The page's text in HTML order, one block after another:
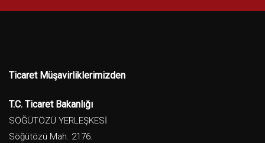
Ticaret Müşavirliklerimizden
T.C. Ticaret Bakanlığı
SÖĞÜTÖZÜ YERLEŞKESİ
Söğütözü Mah. 2176.